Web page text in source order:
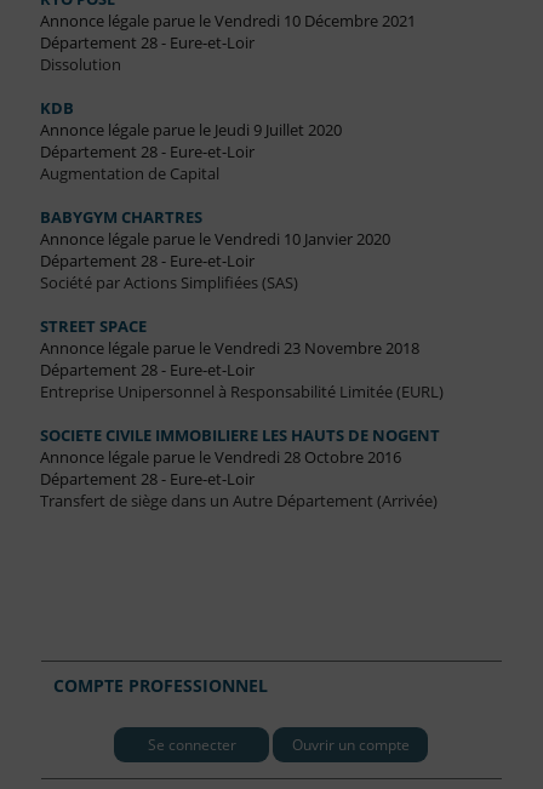
Annonce légale parue le Vendredi 10 Décembre 2021
Département 28 - Eure-et-Loir
Dissolution
KDB
Annonce légale parue le Jeudi 9 Juillet 2020
Département 28 - Eure-et-Loir
Augmentation de Capital
BABYGYM CHARTRES
Annonce légale parue le Vendredi 10 Janvier 2020
Département 28 - Eure-et-Loir
Société par Actions Simplifiées (SAS)
STREET SPACE
Annonce légale parue le Vendredi 23 Novembre 2018
Département 28 - Eure-et-Loir
Entreprise Unipersonnel à Responsabilité Limitée (EURL)
SOCIETE CIVILE IMMOBILIERE LES HAUTS DE NOGENT
Annonce légale parue le Vendredi 28 Octobre 2016
Département 28 - Eure-et-Loir
Transfert de siège dans un Autre Département (Arrivée)
COMPTE PROFESSIONNEL
Se connecter Ouvrir un compte